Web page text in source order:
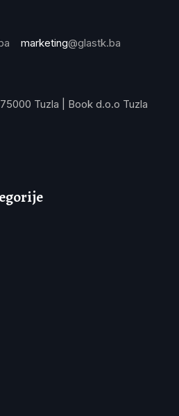
marketing@glastk.ba
Tuzla | Book d.o.o Tuzla